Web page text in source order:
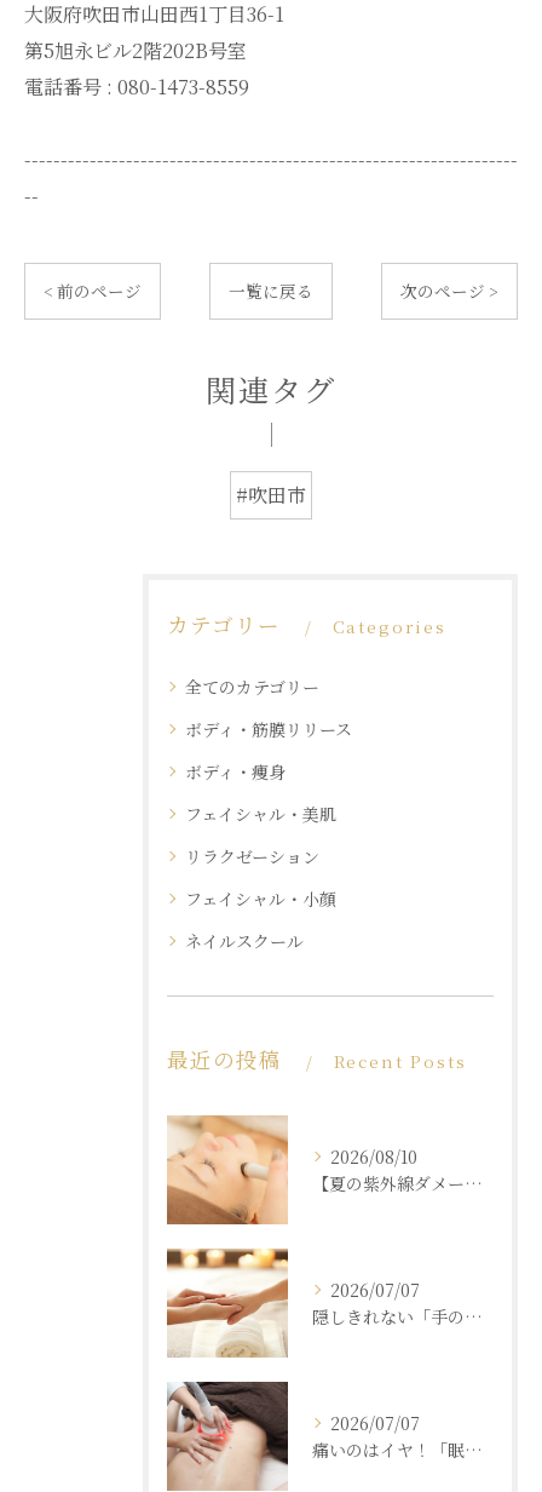
大阪府吹田市山田西1丁目36-1
第5旭永ビル2階202B号室
電話番号 : 080-1473-8559
--------------------------------------------------------------------
--
< 前のページ 一覧に戻る 次のページ >
関連タグ
#吹田市
カテゴリー Categories
全てのカテゴリー
ボディ・筋膜リリース
ボディ・痩身
フェイシャル・美肌
リラクゼーション
フェイシャル・小顔
ネイルスクール
最近の投稿 Recent Posts
2026/08/10
【夏の紫外線ダメージ】秋の肌枯れを救うリカバリーエステの選び方
2026/07/07
隠しきれない「手の老化」を根本ケア！ふっくら若々しい手肌を取り戻す本格ハンドエステ
2026/07/07
痛いのはイヤ！「眠れるほど気持ちいいのに結果が出る」痩身エステの秘密